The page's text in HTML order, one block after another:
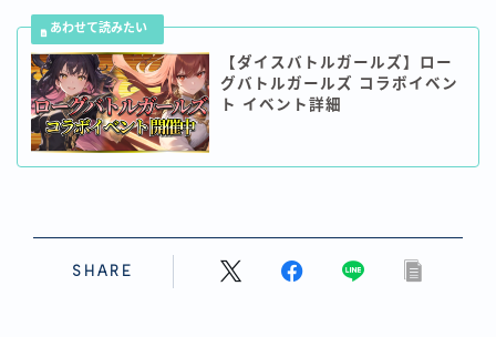
【ダイスバトルガールズ】ロー
グバトルガールズ コラボイベン
ト イベント詳細
SHARE